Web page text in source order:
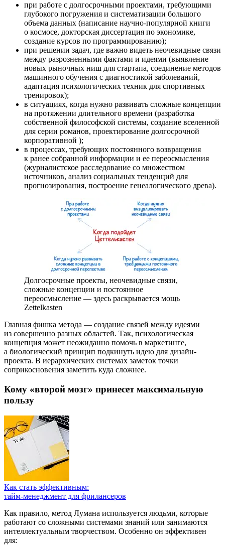
при работе с долгосрочными проектами, требующими
глубокого погружения и систематизации большого
объема данных (написание научно-популярной книги
о космосе, докторская диссертация по экономике,
создание курсов по программированию);
при решении задач, где важно видеть неочевидные связи
между разрозненными фактами и идеями (выявление
новых рыночных ниш для стартапа, соединение методов
машинного обучения с диагностикой заболеваний,
адаптация психологических техник для спортивных
тренировок);
в ситуациях, когда нужно развивать сложные концепции
на протяжении длительного времени (разработка
собственной философской системы, создание вселенной
для серии романов, проектирование долгосрочной
корпоративной );
в процессах, требующих постоянного возвращения
к ранее собранной информации и ее переосмысления
(журналистское расследование со множеством
источников, анализ социальных тенденций для
прогнозирования, построение генеалогического древа).
Долгосрочные проекты, неочевидные связи,
сложные концепции и постоянное
переосмысление — здесь раскрывается мощь
Zettelkasten
Главная фишка метода — создание связей между идеями
из совершенно разных областей. Так, психологическая
концепция может неожиданно помочь в маркетинге,
а биологический принцип подкинуть идею для дизайн-
проекта. В иерархических системах заметок точки
соприкосновения заметить куда сложнее.
Кому «второй мозг» принесет максимальную
пользу
Как стать эффективным:
тайм-менеджмент для фрилансеров
Как правило, метод Лумана используется людьми, которые
работают со сложными системами знаний или занимаются
интеллектуальным творчеством. Особенно он эффективен
для: